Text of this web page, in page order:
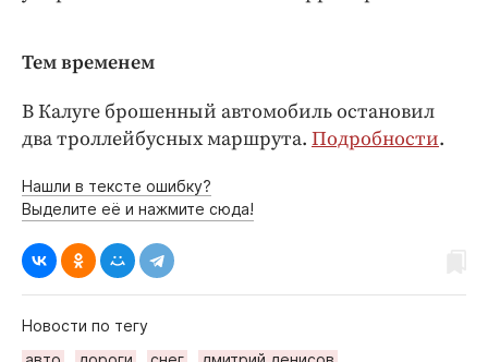
Тем временем
В Калуге брошенный автомобиль остановил
два троллейбусных маршрута. Подробности.
Нашли в тексте ошибку?
Выделите её и нажмите сюда!
Новости по тегу